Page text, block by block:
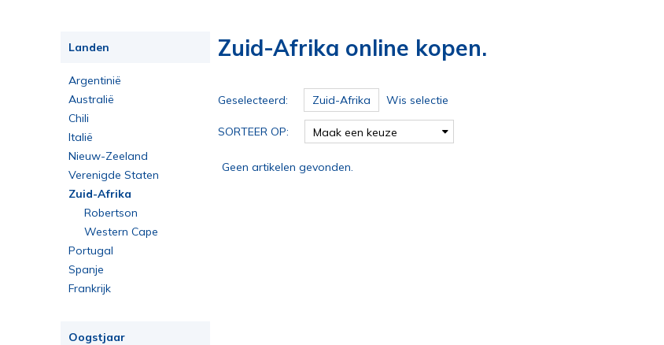
Landen
Argentinië
Australië
Chili
Italië
Nieuw-Zeeland
Verenigde Staten
Zuid-Afrika
Robertson
Western Cape
Portugal
Spanje
Frankrijk
Oogstjaar
Zuid-Afrika online kopen.
Geselecteerd: Zuid-Afrika Wis selectie
SORTEER OP: Maak een keuze
Geen artikelen gevonden.